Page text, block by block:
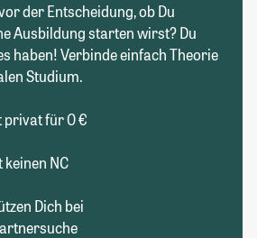
der Entscheidung, ob Du
Ausbildung starten wirst? Du
haben! Verbinde einfach Theorie
Studium.
privat für 0 €
NC
Dich bei